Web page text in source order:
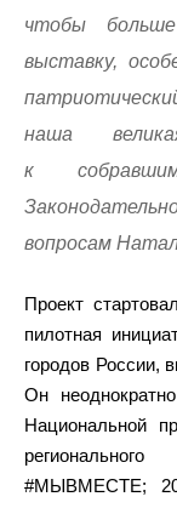
чтобы
выставку,
наша
к
вопросам
Проект
пилотная
городов России,
Он
Национальной
#МЫВМЕСТЕ;